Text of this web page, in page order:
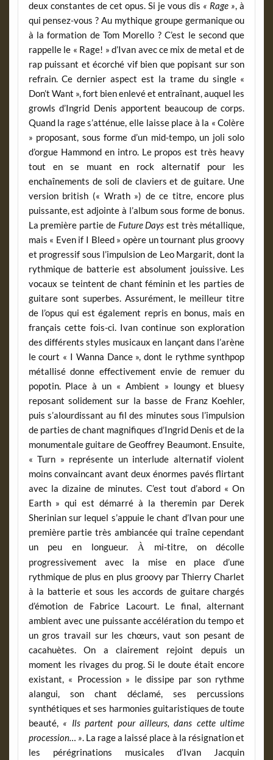
deux constantes de cet opus. Si je vous dis « Rage », à
qui pensez-vous ? Au mythique groupe germanique ou
à la formation de Tom Morello ? C’est le second que
rappelle le « Rage! » d’Ivan avec ce mix de metal et de
rap puissant et écorché vif bien que popisant sur son
refrain. Ce dernier aspect est la trame du single «
Don’t Want », fort bien enlevé et entraînant, auquel les
growls d’Ingrid Denis apportent beaucoup de corps.
Quand la rage s’atténue, elle laisse place à la « Colère
» proposant, sous forme d’un mid-tempo, un joli solo
d’orgue Hammond en intro. Le propos est très heavy
tout en se muant en rock alternatif pour les
enchaînements de soli de claviers et de guitare. Une
version british (« Wrath ») de ce titre, encore plus
puissante, est adjointe à l’album sous forme de bonus.
La première partie de Future Days est très métallique,
mais « Even if I Bleed » opère un tournant plus groovy
et progressif sous l’impulsion de Leo Margarit, dont la
rythmique de batterie est absolument jouissive. Les
vocaux se teintent de chant féminin et les parties de
guitare sont superbes. Assurément, le meilleur titre
de l’opus qui est également repris en bonus, mais en
français cette fois-ci. Ivan continue son exploration
des différents styles musicaux en lançant dans l’arène
le court « I Wanna Dance », dont le rythme synthpop
métallisé donne effectivement envie de remuer du
popotin. Place à un « Ambient » loungy et bluesy
reposant solidement sur la basse de Franz Koehler,
puis s’alourdissant au fil des minutes sous l’impulsion
de parties de chant magnifiques d’Ingrid Denis et de la
monumentale guitare de Geoffrey Beaumont. Ensuite,
« Turn » représente un interlude alternatif violent
moins convaincant avant deux énormes pavés flirtant
avec la dizaine de minutes. C’est tout d’abord « On
Earth » qui est démarré à la theremin par Derek
Sherinian sur lequel s’appuie le chant d’Ivan pour une
première partie très ambiancée qui traîne cependant
un peu en longueur. À mi-titre, on décolle
progressivement avec la mise en place d’une
rythmique de plus en plus groovy par Thierry Charlet
à la batterie et sous les accords de guitare chargés
d’émotion de Fabrice Lacourt. Le final, alternant
ambient avec une puissante accélération du tempo et
un gros travail sur les chœurs ,vaut son pesant de
cacahuètes. On a clairement rejoint depuis un
moment les rivages du prog. Si le doute était encore
existant, « Procession » le dissipe par son rythme
alangui, son chant déclamé, ses percussions
synthétiques et ses harmonies guitaristiques de toute
beauté, « Ils partent pour ailleurs, dans cette ultime
procession… ». La rage a laissé place à la résignation et
les pérégrinations musicales d’Ivan Jacquin